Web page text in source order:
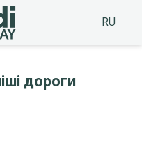
RU
дороги